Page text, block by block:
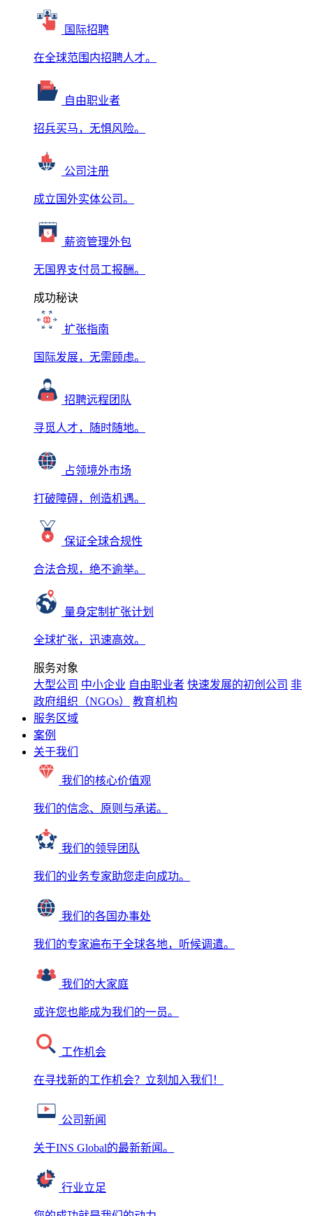
国际招聘
在全球范围内招聘人才。
自由职业者
招兵买马，无惧风险。
公司注册
成立国外实体公司。
薪资管理外包
无国界支付员工报酬。
成功秘诀
扩张指南
国际发展，无需顾虑。
招聘远程团队
寻觅人才，随时随地。
占领境外市场
打破障碍，创造机遇。
保证全球合规性
合法合规，绝不逾举。
量身定制扩张计划
全球扩张，迅速高效。
服务对象
大型公司 中小企业 自由职业者 快速发展的初创公司 非
政府组织（NGOs）
教育机构
服务区域
案例
关于我们
我们的核心价值观
我们的信念、原则与承诺。
我们的领导团队
我们的业务专家助您走向成功。
我们的各国办事处
我们的专家遍布于全球各地，听候调遣。
我们的大家庭
或许您也能成为我们的一员。
工作机会
在寻找新的工作机会？立刻加入我们！
公司新闻
关于INS Global的最新新闻。
行业立足